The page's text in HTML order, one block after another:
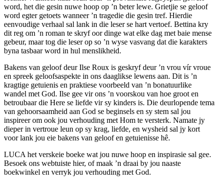
word, het die gesin nuwe hoop op ’n beter lewe. Grietjie se geloof
word egter getoets wanneer ’n tragedie die gesin tref. Hierdie
eenvoudige verhaal sal lank in die leser se hart vertoef. Bettina kry
dit reg om ’n roman te skryf oor dinge wat elke dag met baie mense
gebeur, maar tog die leser op so ’n wyse vasvang dat die karakters
byna tasbaar word in hul menslikheid.
Bakens van geloof deur Ilse Roux is geskryf deur ’n vrou vír vroue
en spreek geloofsaspekte in ons daaglikse lewens aan. Dit is ’n
kragtige getuienis en praktiese voorbeeld van ’n bonatuurlike
wandel met God. Ilse gee vir ons ’n voorskou van hoe groot en
betroubaar die Here se liefde vir sy kinders is. Die deurlopende tema
van gehoorsaamheid aan God se beginsels en sy stem sal jou
inspireer om ook jou verhouding met Hom te versterk. Namate jy
dieper in vertroue leun op sy krag, liefde, en wysheid sal jy kort
voor lank jou eie bakens van geloof en getuienisse hê.
LUCA het verskeie boeke wat jou nuwe hoop en inspirasie sal gee.
Besoek ons webtuiste hier, of maak ’n draai by jou naaste
boekwinkel en verryk jou verhouding met God.